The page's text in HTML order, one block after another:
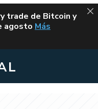
trade de Bitcoin y
agosto VUELVE EL
Más